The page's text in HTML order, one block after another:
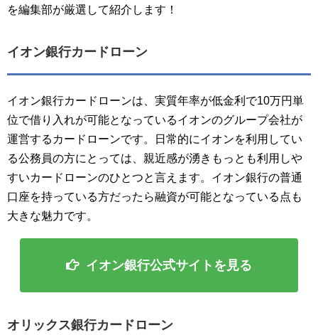
を編集部が厳選して紹介します！
イオン銀行カードローン
イオン銀行カードローンは、実質年率が低金利で10万円単
位で借り入れが可能となっているイオンのグループ会社が
運営するカードローンです。日常的にイオンを利用してい
る公務員の方にとっては、親近感が湧きもっとも利用しや
すいカードローンのひとつと言えます。イオン銀行の普通
口座を持っている方だったら融資が可能となっている点も
大きな魅力です。
イオン銀行公式サイトを見る
オリックス銀行カードローン